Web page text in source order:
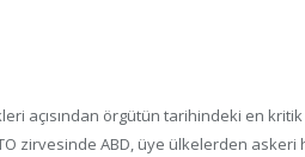
açısından örgütün tarihindeki en kritik
zirvesinde ABD, üye ülkelerden askeri